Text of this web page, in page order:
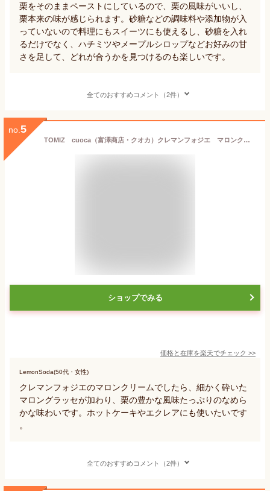
栗をそのままペーストにしているので、栗の風味がいいし、
栗本来の味が感じられます。砂糖などの調味料や添加物が入
っていないので料理にもスイーツにも使えるし、砂糖を入れ
るだけでなく、ハチミツやメープルシロップなどお好みの甘
さを足して、どれが合うかを見つけるのも楽しいです。
全てのおすすめコメント（2件）
no. 5
TOMIZ cuoca（富澤商店・クオカ）クレマンフォジエ マロンクリーム（瓶） / 250g 栗・芋・かぼちゃ マロンクリーム
ショップでみる
価格と在庫を楽天でチェック >>
LemonSoda(50代・女性)
クレマンフォジエのマロンクリームでしたら、細かく砕いた
マロングラッセが加わり、栗の豊かな風味たっぷりのなめら
かな味わいです。ホットケーキやエクレアにも使いたいです
。
全てのおすすめコメント（2件）